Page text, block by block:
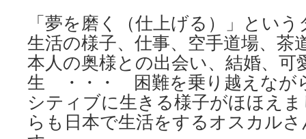
「夢を磨く（仕上げる）」とい
生活の様子、仕事、空手道場、茶
本人の奥様との出会い、結婚、可
生 ・・・ 困難を乗り越えなが
シティブに生きる様子がほほえ
らも日本で生活をするオスカル